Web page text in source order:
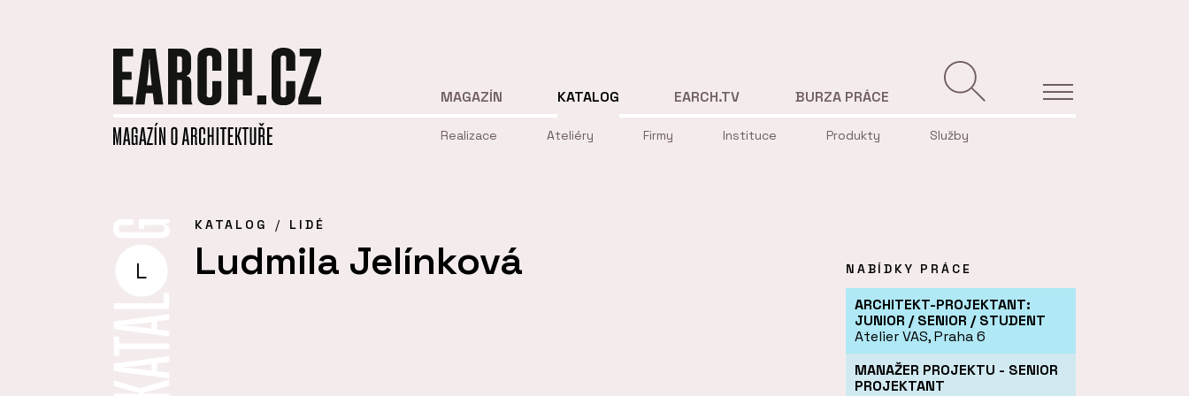
MAGAZÍN KATALOG
Realizace Ateliéry Firmy Instituce Produkty Služby
EARCH.TV BURZA PRÁCE
L
KATALOG LIDÉ
Ludmila Jelínková NABÍDKY PRÁCE
ARCHITEKT-PROJEKTANT:
JUNIOR / SENIOR / STUDENT
Atelier VAS, Praha 6
MANAŽER PROJEKTU - SENIOR
PROJEKTANT